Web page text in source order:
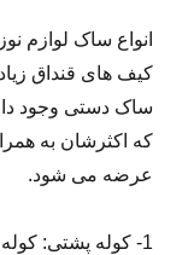
انواع ساک لوازم
کیف­ های قنداق
ساک­ دستی وجود
که اکثرشان به
عرضه می ­شود.